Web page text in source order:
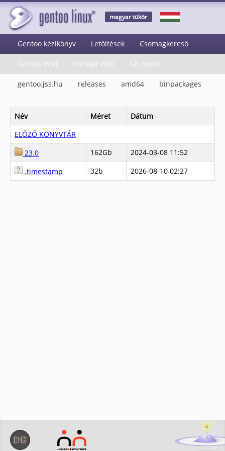
magyar tükör
Gentoo kézikönyv Letöltések Csomagkereső
Gentoo Wiki Portage Wiki Git repos
gentoo.jss.hu releases amd64 binpackages
Név Méret
Dátum
ELŐZŐ KÖNYVTÁR
23.0
162Gb
2024-03-08 11:52
.timestamp
32b 2026-08-10 02:27